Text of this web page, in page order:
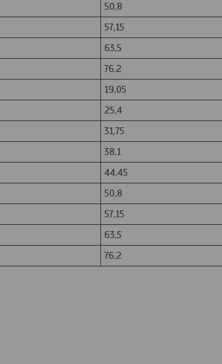
50,8
57,15
63,5
76,2
19,05
25,4
31,75
38,1
44,45
50,8
57,15
63,5
76,2